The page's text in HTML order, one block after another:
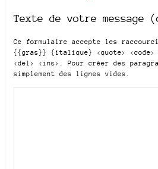
Texte de votre message
Ce formulaire accepte les
{{gras}} {italique} <quote> <code>
<del> <ins> . Pour créer des
simplement des lignes vides.